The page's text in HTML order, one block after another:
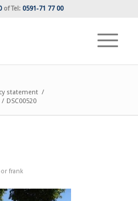
ofTel: 0591-71 77 00
statement /
/ DSC00520
frank